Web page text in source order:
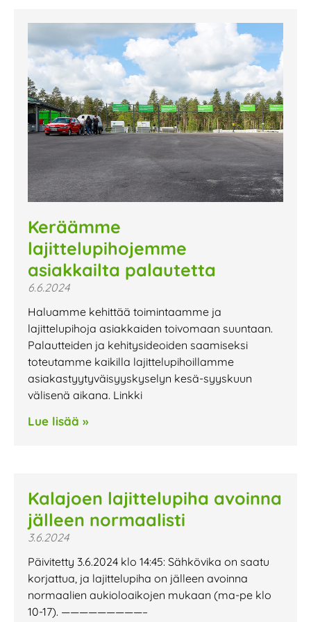
Keräämme
lajittelupihojemme
asiakkailta palautetta
6.6.2024
Haluamme kehittää toimintaamme ja
lajittelupihoja asiakkaiden toivomaan suuntaan.
Palautteiden ja kehitysideoiden saamiseksi
toteutamme kaikilla lajittelupihoillamme
asiakastyytyväisyyskyselyn kesä-syyskuun
välisenä aikana. Linkki
Lue lisää »
Kalajoen lajittelupiha avoinna
jälleen normaalisti
3.6.2024
Päivitetty 3.6.2024 klo 14:45: Sähkövika on saatu
korjattua, ja lajittelupiha on jälleen avoinna
normaalien aukioloaikojen mukaan (ma-pe klo
10-17). —————————–